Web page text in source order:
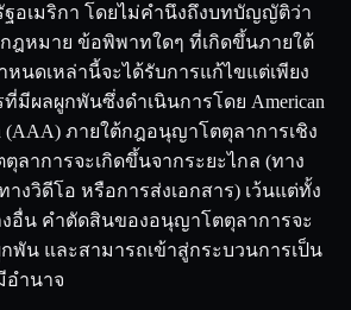
ฐอเมริกา โดยไม่คำนึงถึงบทบัญญัติว่า
ฎหมาย ข้อพิพาทใดๆ ที่เกิดขึ้นภายใต้
นดเหล่านี้จะได้รับการแก้ไขแต่เพียง
มีผลผูกพันซึ่งดำเนินการโดย American
(AAA) ภายใต้กฎอนุญาโตตุลาการเชิง
าการจะเกิดขึ้นจากระยะไกล (ทาง
งวิดีโอ หรือการส่งเอกสาร) เว้นแต่ทั้ง
งอื่น คำตัดสินของอนุญาโตตุลาการจะ
พัน และสามารถเข้าสู่กระบวนการเป็น
อำนาจ